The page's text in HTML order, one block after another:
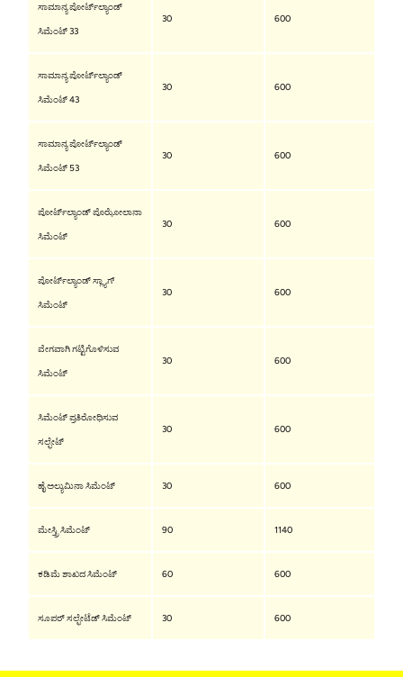
ಸಾಮಾನ್ಯ ಪೋರ್ಟ್‌ಲ್ಯಾಂಡ್
ಸಿಮೆಂಟ್ 33
30 600
ಸಾಮಾನ್ಯ ಪೋರ್ಟ್‌ಲ್ಯಾಂಡ್
ಸಿಮೆಂಟ್ 43
30 600
ಸಾಮಾನ್ಯ ಪೋರ್ಟ್‌ಲ್ಯಾಂಡ್
ಸಿಮೆಂಟ್ 53
30 600
ಪೋರ್ಟ್‌ಲ್ಯಾಂಡ್ ಪೊಝೋಲಾನಾ
ಸಿಮೆಂಟ್
30 600
ಪೋರ್ಟ್‌ಲ್ಯಾಂಡ್ ಸ್ಲ್ಯಾಗ್
ಸಿಮೆಂಟ್
30 600
ವೇಗವಾಗಿ ಗಟ್ಟಿಗೊಳಿಸುವ
ಸಿಮೆಂಟ್
30 600
ಸಿಮೆಂಟ್ ಪ್ರತಿರೋಧಿಸುವ
ಸಲ್ಫೇಟ್
30 600
ಹೈ ಅಲ್ಯುಮಿನಾ ಸಿಮೆಂಟ್ 30 600
ಮೇಸ್ತ್ರಿ ಸಿಮೆಂಟ್ 90 1140
ಕಡಿಮೆ ಶಾಖದ ಸಿಮೆಂಟ್ 60 600
ಸೂಪರ್ ಸಲ್ಫೇಟೆಡ್ ಸಿಮೆಂಟ್ 30 600